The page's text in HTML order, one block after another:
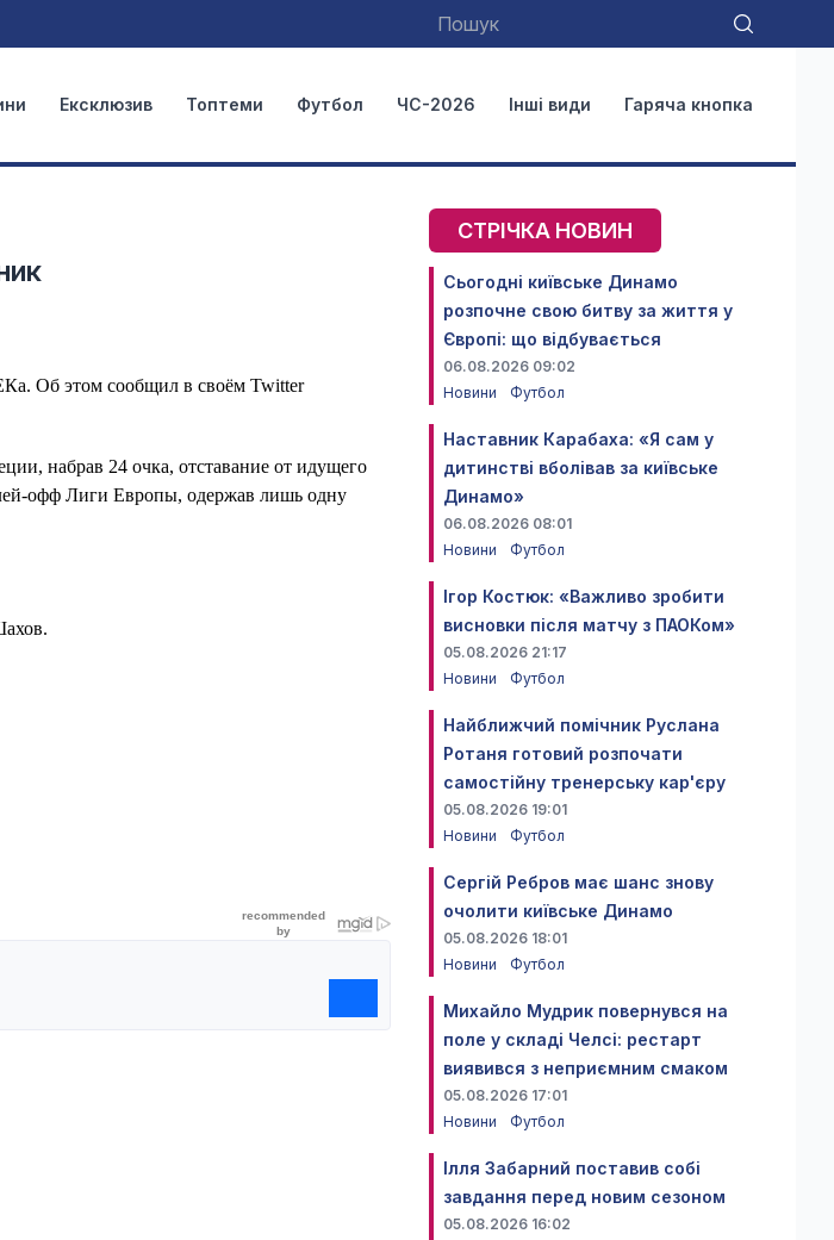
Ексклюзив Топтеми Футбол ЧС-2026 Інші види Гаряча кнопка
Об этом сообщил в своём Twitter
набрав 24 очка, отставание от идущего
офф Лиги Европы, одержав лишь одну
СТРІЧКА НОВИН
Сьогодні київське Динамо
розпочне свою битву за життя у
Європі: що відбувається
06.08.2026 09:02
Новини
Футбол
Наставник Карабаха: «Я сам у
дитинстві вболівав за київське
Динамо»
06.08.2026 08:01
Новини
Футбол
Ігор Костюк: «Важливо зробити
висновки після матчу з ПАОКом»
05.08.2026 21:17
Новини
Футбол
Найближчий помічник Руслана
Ротаня готовий розпочати
самостійну тренерську кар'єру
05.08.2026 19:01
Новини
Футбол
Сергій Ребров має шанс знову
очолити київське Динамо
05.08.2026 18:01
Новини
Футбол
Михайло Мудрик повернувся на
поле у складі Челсі: рестарт
виявився з неприємним смаком
05.08.2026 17:01
Новини
Футбол
Ілля Забарний поставив собі
завдання перед новим сезоном
05.08.2026 16:02